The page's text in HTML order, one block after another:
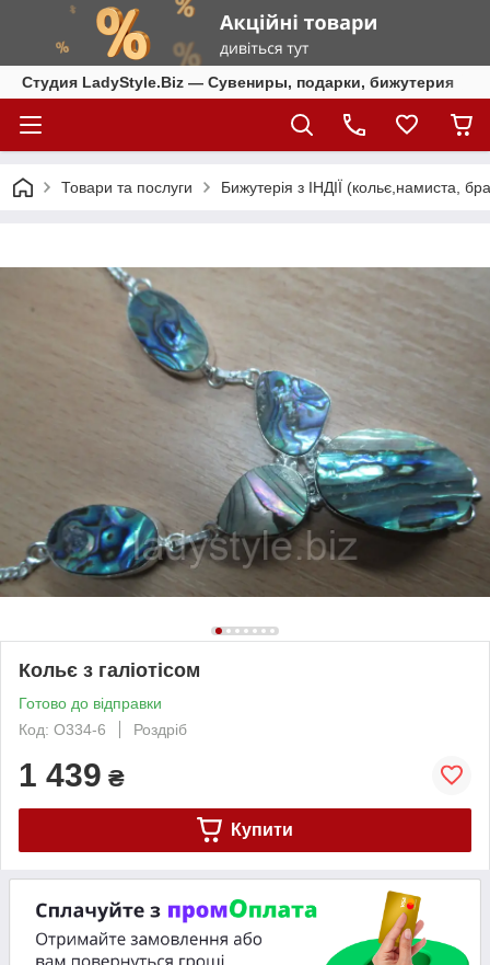
Студия LadyStyle.Biz — Сувениры, подарки, бижутерия
Товари та послуги Бижутерія з ІНДІЇ (кольє,намиста,
Кольє з галіотісом
Готово до відправки
Код: О334-6
Роздріб
1 439 ₴
Купити